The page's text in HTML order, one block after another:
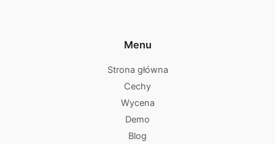
Menu
Strona główna
Cechy
Wycena
Demo
Blog